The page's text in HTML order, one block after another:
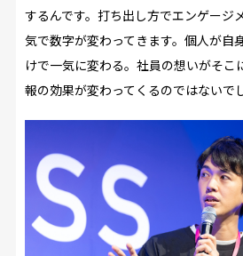
するんです。打ち出し方でエンゲージ
気で数字が変わってきます。個人が自
けで一気に変わる。社員の想いがそこ
報の効果が変わってくるのではないで